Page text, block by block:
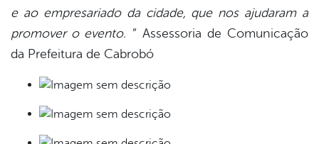
e ao empresariado da cidade, que nos ajudaram a
promover o evento. ” Assessoria de Comunicação
da Prefeitura de Cabrobó